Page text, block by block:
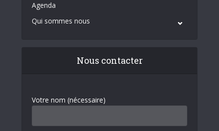
Agenda
Qui sommes nous
Nous contacter
Votre nom (nécessaire)